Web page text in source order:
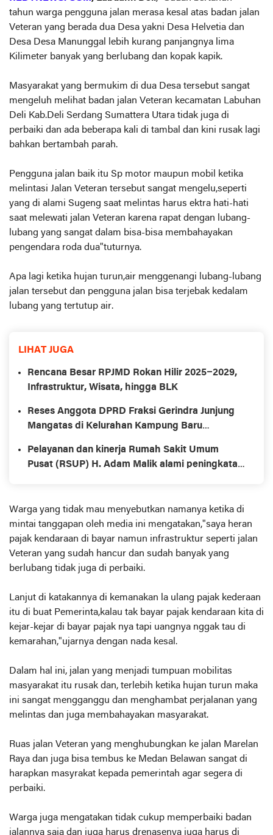
tahun warga pengguna jalan merasa kesal atas badan jalan
Veteran yang berada dua Desa yakni Desa Helvetia dan
Desa Desa Manunggal lebih kurang panjangnya lima
Kilimeter banyak yang berlubang dan kopak kapik.
Masyarakat yang bermukim di dua Desa tersebut sangat
mengeluh melihat badan jalan Veteran kecamatan Labuhan
Deli Kab.Deli Serdang Sumattera Utara tidak juga di
perbaiki dan ada beberapa kali di tambal dan kini rusak lagi
bahkan bertambah parah.
Pengguna jalan baik itu Sp motor maupun mobil ketika
melintasi Jalan Veteran tersebut sangat mengelu,seperti
yang di alami Sugeng saat melintas harus ektra hati-hati
saat melewati jalan Veteran karena rapat dengan lubang-
lubang yang sangat dalam bisa-bisa membahayakan
pengendara roda dua"tuturnya.
Apa lagi ketika hujan turun,air menggenangi lubang-lubang
jalan tersebut dan pengguna jalan bisa terjebak kedalam
lubang yang tertutup air.
LIHAT JUGA
Rencana Besar RPJMD Rokan Hilir 2025–2029,
Infrastruktur, Wisata, hingga BLK
Reses Anggota DPRD Fraksi Gerindra Junjung
Mangatas di Kelurahan Kampung Baru
Pelayanan dan kinerja Rumah Sakit Umum
Pusat (RSUP) H. Adam Malik alami peningkatan
Sp.JP(K)
Warga yang tidak mau menyebutkan namanya ketika di
mintai tanggapan oleh media ini mengatakan,"saya heran
pajak kendaraan di bayar namun infrastruktur seperti jalan
Veteran yang sudah hancur dan sudah banyak yang
berlubang tidak juga di perbaiki.
Lanjut di katakannya di kemanakan la ulang pajak kederaan
itu di buat Pemerinta,kalau tak bayar pajak kendaraan kita di
kejar-kejar di bayar pajak nya tapi uangnya nggak tau di
kemarahan,"ujarnya dengan nada kesal.
Dalam hal ini, jalan yang menjadi tumpuan mobilitas
masyarakat itu rusak dan, terlebih ketika hujan turun maka
ini sangat mengganggu dan menghambat perjalanan yang
melintas dan juga membahayakan masyarakat.
Ruas jalan Veteran yang menghubungkan ke jalan Marelan
Raya dan juga bisa tembus ke Medan Belawan sangat di
harapkan masyrakat kepada pemerintah agar segera di
perbaiki.
Warga juga mengatakan tidak cukup memperbaiki badan
jalannya saja dan juga harus drenasenya juga harus di